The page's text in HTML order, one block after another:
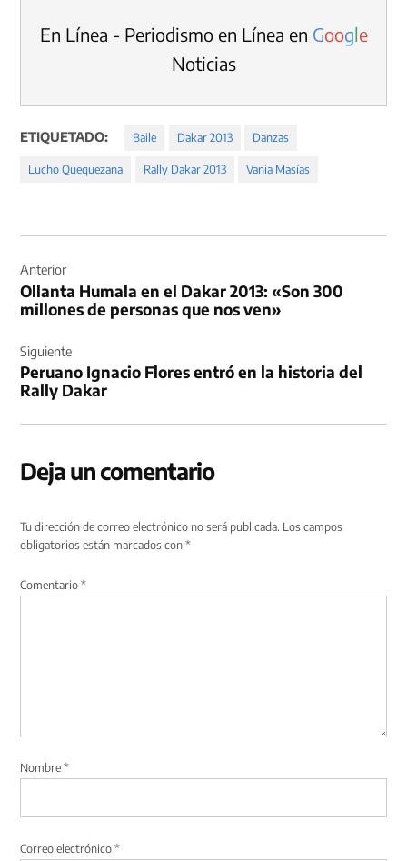
En Línea - Periodismo en Línea en Google
Noticias
ETIQUETADO: Baile Dakar 2013 Danzas
Lucho Quequezana Rally Dakar 2013 Vania Masías
de
entradas
Anterior
Ollanta Humala en el Dakar 2013: «Son 300
millones de personas que nos ven»
Siguiente
Peruano Ignacio Flores entró en la historia del
Rally Dakar
Deja un comentario
Tu dirección de correo electrónico no será publicada. Los campos
obligatorios están marcados con*
Comentario*
Nombre*
Correo electrónico*